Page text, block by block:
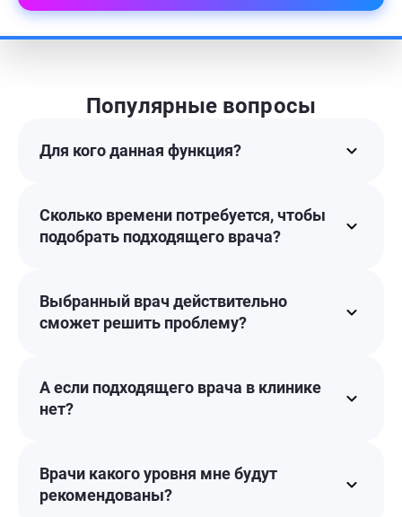
Популярные вопросы
Для кого данная функция?
Сколько времени потребуется, чтобы
подобрать подходящего врача?
Выбранный врач действительно
сможет решить проблему?
А если подходящего врача в клинике
нет?
Врачи какого уровня мне будут
рекомендованы?